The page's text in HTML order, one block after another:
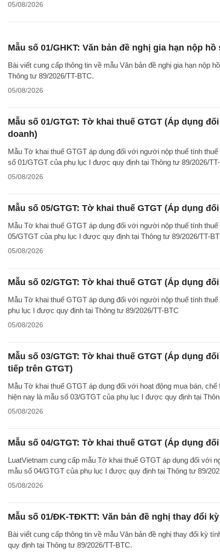
05/08/2026
Mẫu số 01/GHKT: Văn bản đề nghị gia hạn nộp
Bài viết cung cấp thông tin về mẫu Văn bản đề nghị gia hạn nộp
Thông tư 89/2026/TT-BTC.
05/08/2026
Mẫu số 01/GTGT: Tờ khai thuế GTGT (Áp dụng
doanh)
Mẫu Tờ khai thuế GTGT áp dụng đối với người nộp thuế tính
số 01/GTGT của phụ lục I được quy định tại Thông tư 89/2026/
05/08/2026
Mẫu số 05/GTGT: Tờ khai thuế GTGT (Áp dụng
Mẫu Tờ khai thuế GTGT áp dụng đối với người nộp thuế tính
05/GTGT của phụ lục I được quy định tại Thông tư 89/2026/TT-
05/08/2026
Mẫu số 02/GTGT: Tờ khai thuế GTGT (Áp dụng
Mẫu Tờ khai thuế GTGT áp dụng đối với người nộp thuế tính
phụ lục I được quy định tại Thông tư 89/2026/TT-BTC
05/08/2026
Mẫu số 03/GTGT: Tờ khai thuế GTGT (Áp dụng
tiếp trên GTGT)
Mẫu Tờ khai thuế GTGT áp dụng đối với hoạt động mua bán,
hiện nay là mẫu số 03/GTGT của phụ lục I được quy định tại
05/08/2026
Mẫu số 04/GTGT: Tờ khai thuế GTGT (Áp dụng
LuatVietnam cung cấp mẫu Tờ khai thuế GTGT áp dụng đối với
mẫu số 04/GTGT của phụ lục I được quy định tại Thông tư 89/
05/08/2026
Mẫu số 01/ĐK-TĐKTT: Văn bản đề nghị thay đổi
Bài viết cung cấp thông tin về mẫu Văn bản đề nghị thay đổi kỳ
quy định tại Thông tư 89/2026/TT-BTC.